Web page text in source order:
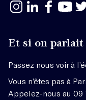
Et si on
Passez nous voir à
Vous n’êtes pas à
Appelez-nous au 09